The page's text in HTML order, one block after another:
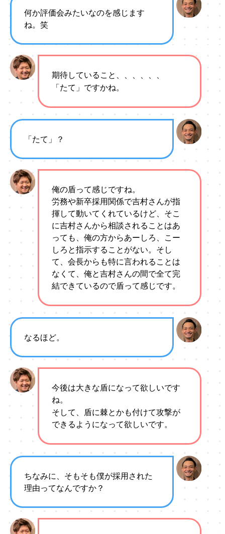
何か評価会みたいなのを感じます
ね。笑
期待していること、、、、、、
「たて」ですかね。
「たて」？
俺の盾って感じですね。
労務や新卒採用関係で吉村さんが指
揮して動いてくれているけど、そこ
に吉村さんから相談されることはあ
っても、俺の方からあーしろ、こー
しろと指示することがない。そし
て、会長からも特に言われることは
なくて、俺と吉村さんの間で全て完
結できているので盾って感じです。
なるほど。
今後は大きな盾になって欲しいです
ね。
そして、盾に棘とかも付けて攻撃が
できるようになって欲しいです。
ちなみに、そもそも僕が採用された
理由ってなんですか？